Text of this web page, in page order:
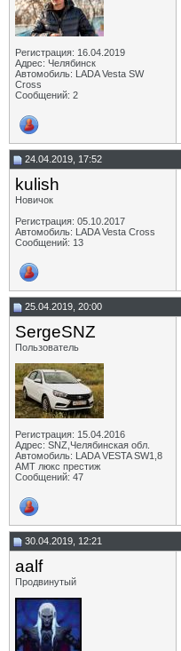
Регистрация: 16.04.2019
Адрес: Челябинск
Автомобиль: LADA Vesta SW
Cross
Сообщений: 2
24.04.2019, 17:52
kulish
Новичок
Регистрация: 05.10.2017
Автомобиль: LADA Vesta Cross
Сообщений: 13
25.04.2019, 20:00
SergeSNZ
Пользователь
Регистрация: 15.04.2016
Адрес: SNZ,Челябинская обл.
Автомобиль: LADA VESTA SW1,8
AMT люкс престиж
Сообщений: 47
30.04.2019, 12:21
aalf
Продвинутый